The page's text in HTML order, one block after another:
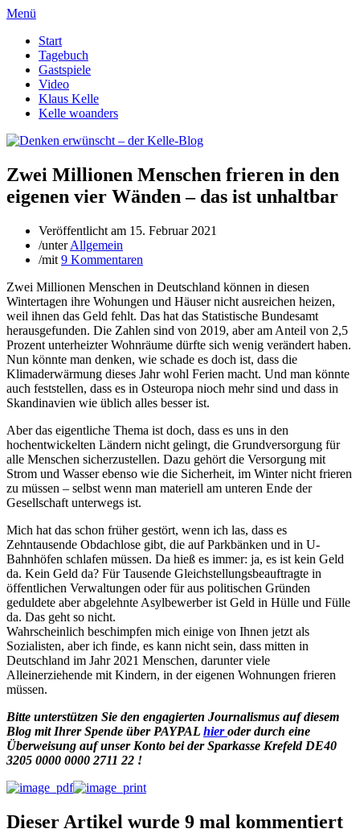
Menü
Start
Tagebuch
Gastspiele
Video
Klaus Kelle
Kelle woanders
Zwei Millionen Menschen frieren in den
eigenen vier Wänden – das ist unhaltbar
Veröffentlicht am 15. Februar 2021
/unterAllgemein
/mit 9 Kommentaren
Zwei Millionen Menschen in Deutschland können in diesen
Wintertagen ihre Wohungen und Häuser nicht ausreichen heizen,
weil ihnen das Geld fehlt. Das hat das Statistische Bundesamt
herausgefunden. Die Zahlen sind von 2019, aber am Anteil von 2,5
Prozent unterheizter Wohnräume dürfte sich wenig verändert haben.
Nun könnte man denken, wie schade es doch ist, dass die
Klimaderwärmung dieses Jahr wohl Ferien macht. Und man könnte
auch feststellen, dass es in Osteuropa nioch mehr sind und dass in
Skandinavien wie üblich alles besser ist.
Aber das eigentliche Thema ist doch, dass es uns in den
hochentwickelten Ländern nicht gelingt, die Grundversorgung für
alle Menschen sicherzustellen. Dazu gehört die Versorgung mit
Strom und Wasser ebenso wie die Sicherheit, im Winter nicht frieren
zu müssen – selbst wenn man materiell am unteren Ende der
Gesellschaft unterwegs ist.
Mich hat das schon früher gestört, wenn ich las, dass es
Zehntausende Obdachlose gibt, die auf Parkbänken und in U-
Bahnhöfen schlafen müssen. Da hieß es immer: ja, es ist kein Geld
da. Kein Geld da? Für Tausende Gleichstellungsbeauftragte in
öffentlichen Verwaltungen oder für aus politischen Gründen
geduldete aber abgelehnte Asylbewerber ist Geld in Hülle und Fülle
da. Das geht so nicht.
Wahrscheinlich beschimpfen mich einige von Ihnen jetzt als
Sozialisten, aber ich finde, es kann nicht sein, dass mitten in
Deutschland im Jahr 2021 Menschen, darunter viele
Alleinerziehende mit Kindern, in der eigenen Wohnungen frieren
müssen.
Bitte unterstützen Sie den engagierten Journalismus auf diesem
Blog mit Ihrer Spende über PAYPAL hieroder durch eine
Überweisung auf unser Konto bei der Sparkasse Krefeld DE40
3205 0000 0000 2711 22 !
Dieser Artikel wurde 9 mal kommentiert